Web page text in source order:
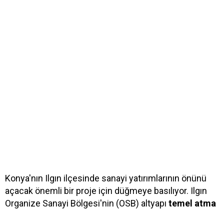
Konya'nın Ilgın ilçesinde sanayi yatırımlarının önünü
açacak önemli bir proje için düğmeye basılıyor. Ilgın
Organize Sanayi Bölgesi'nin (OSB) altyapı temel atma